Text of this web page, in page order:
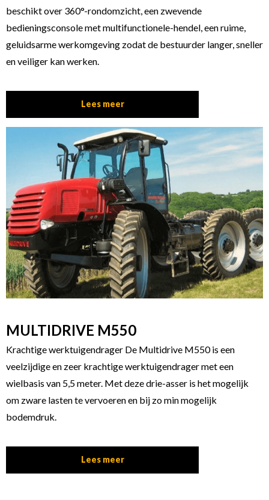
beschikt over 360°-rondomzicht, een zwevende
bedieningsconsole met multifunctionele-hendel, een ruime,
geluidsarme werkomgeving zodat de bestuurder langer, sneller
en veiliger kan werken.
Lees meer
MULTIDRIVE M550
Krachtige werktuigendrager De Multidrive M550 is een
veelzijdige en zeer krachtige werktuigendrager met een
wielbasis van 5,5 meter. Met deze drie-asser is het mogelijk
om zware lasten te vervoeren en bij zo min mogelijk
bodemdruk.
Lees meer